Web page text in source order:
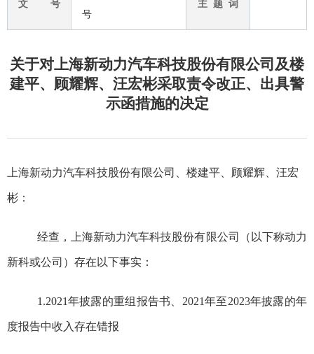
文 号
号
主 题 词
关于对上海新动力汽车科技股份有限公司及楼
建平、顾耀辉、汪宏彬采取责令改正、出具警
示函措施的决定
上海新动力汽车科技股份有限公司、 楼建平、顾耀辉、汪宏
彬：
经查，上海新动力汽车科技股份有限公司（以下称动力
新科或公司）存在以下事实：
1.2021年披露的重组报告书、2021年至2023年披露的年
度报告中收入存在错报